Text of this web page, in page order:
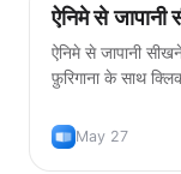
सीखने के तरीके
ऐनिमे से जापानी
ऐनिमे से जापानी
फ़ुरिगाना के साथ
May 27